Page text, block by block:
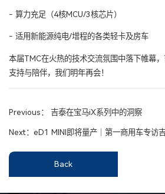
- 算力充足（4核MCU/3核芯片）
- 适用新能源纯电/增程的各类轻卡及房车
本届TMC在火热的技术交流氛围中落下帷幕
支持与陪伴，我们明年再会！
Previous： 吉泰在宝马iX系列中的洞察
Next： eD1 MINI即将量产｜第一商用车专访
Back